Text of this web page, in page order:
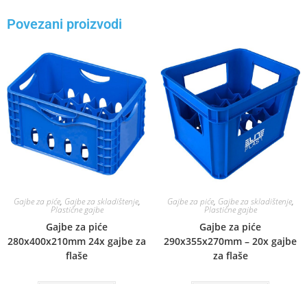
Povezani proizvodi
Gajbe za piće, Gajbe za skladištenje,
Plastične gajbe
Gajbe za piće
280x400x210mm 24x gajbe za
flaše
Gajbe za piće, Gajbe za skladištenje,
Plastične gajbe
Gajbe za piće
290x355x270mm – 20x gajbe
za flaše